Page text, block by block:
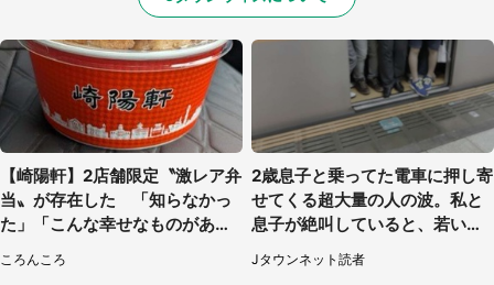
【崎陽軒】2店舗限定〝激レア弁
当〟が存在した 「知らなかっ
た」「こんな幸せなものがあっ
ころんころ
2歳息子と乗ってた電車に押し寄
せてくる超大量の人の波。私と
息子が絶叫していると、若いカ
ップルの乗客が...（東京都・60
代女性）
Jタウンネット読者